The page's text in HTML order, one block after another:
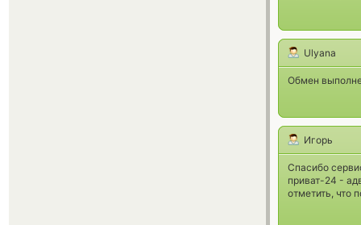
Ulyana
Обмен
Игорь
Спасибо
приват-24 -
отметить, что